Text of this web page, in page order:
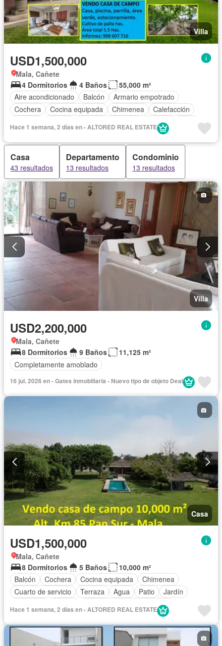
Villa
USD1,500,000
Mala, Cañete
4 Dormitorios
4 Baños
55,000 m²
Aire acondicionado
Balcón
Armario empotrado
Cochera
Cocina equipada Chimenea
Calefacción
Terraza
Jardín
Barbacoa
Seguridad
Piscina Parcialmente amoblado
Hace 1 semana, 2 días en - ALTORED REAL ESTATE
Casa
43 resultados
Departamento
13 resultados
Condominio
13 resultados
Villa
USD2,200,000
Mala, Cañete
8 Dormitorios
9 Baños
11,125 m²
Completamente amoblado
16 jul. 2026 en - Gates Inmobiliaria - Nuevo tipo de objeto Deal
Casa
USD1,500,000
Mala, Cañete
8 Dormitorios
5 Baños
10,000 m²
Balcón
Cochera Cocina equipada
Chimenea
Cuarto de servicio
Terraza Agua Patio
Jardín
Completamente amoblado
Hace 1 semana, 2 días en - ALTORED REAL ESTATE